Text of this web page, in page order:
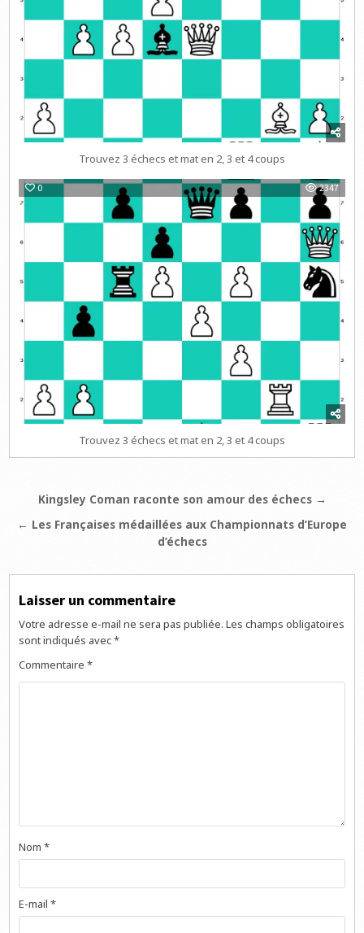
Trouvez 3 échecs et mat en 2, 3 et 4 coups
0 2347
Trouvez 3 échecs et mat en 2, 3 et 4 coups
Navigation
de
Kingsley Coman raconte son amour des échecs →
← Les Françaises médaillées aux Championnats d’Europe
d’échecs
Laisser un commentaire
Votre adresse e-mail ne sera pas publiée. Les champs obligatoires
sont indiqués avec*
Commentaire*
Nom*
E-mail*